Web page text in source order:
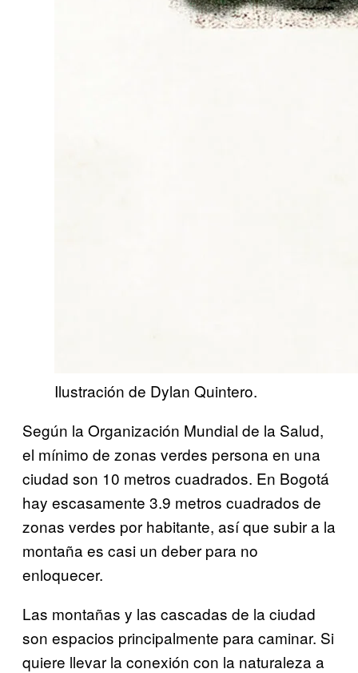
Ilustración de Dylan Quintero.
Según la Organización Mundial de la Salud,
el mínimo de zonas verdes persona en una
ciudad son 10 metros cuadrados. En Bogotá
hay escasamente 3.9 metros cuadrados de
zonas verdes por habitante, así que subir a la
montaña es casi un deber para no
enloquecer.
Las montañas y las cascadas de la ciudad
son espacios principalmente para caminar. Si
quiere llevar la conexión con la naturaleza a